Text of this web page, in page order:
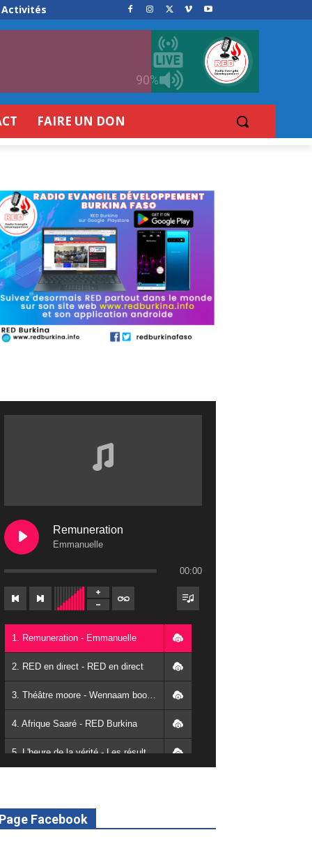
Activités
90%
FAIRE UN DON
Remuneration
Emmanuelle
00:00
1. Remuneration - Emmanuelle
2. RED en direct - RED en direct
3. Théâtre moore - Wennaam boolé - RED Burkina
4. Afrique Saaré - RED Burkina
5. L'heure de la vérité - Les résultats de la désodéissance et de l'obeissance - RED Burkina
7. SPOT 2 RED Multimédia 2022
Page Facebook